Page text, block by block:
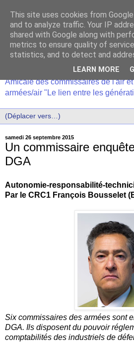
Amicale des commissaires de l'air
armées/air "Le lien entre les
samedi 26 septembre 2015
Un commissaire
DGA
Autonomie-responsabilité-
Par le CRC1 François Bousselet
Six commissaires des armées sont
DGA. Ils disposent du pouvoir
comptabilités des industriels de
This site uses cookies from
and to analyze traffic. Your IP
shared with Google along with
metrics to ensure quality of
statistics, and to detect and
LEARN MORE